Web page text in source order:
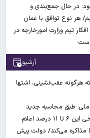
در حال جمع‌بندی و
هر نوع توافق با عمان
تیم وزارت امورخارجه در
است
آرشیو
هرگونه عقب‌نشینی، اشتها
طبق محاسبه جدید
سهم ایران در دریای خزر بین ۵ تا ۷ درصد و برخی این ۶ تا ۱۱ درصد اعلام
مذاکره می‌کند/ دولت پیش